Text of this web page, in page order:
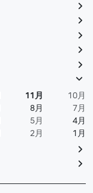
11月
10月
8月
7月
5月
4月
2月 1月